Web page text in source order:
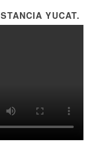
YUCAT.